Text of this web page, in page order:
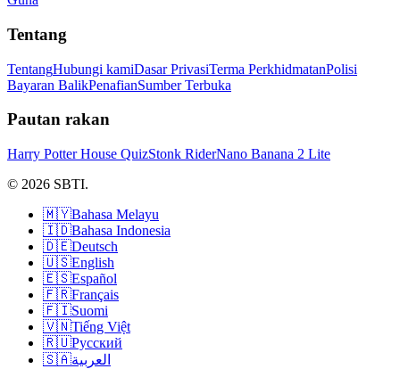
Tentang
TentangHubungi kamiDasar PrivasiTerma PerkhidmatanPolisi
Bayaran BalikPenafianSumber Terbuka
Pautan rakan
Harry Potter House QuizStonk RiderNano Banana 2 Lite
© 2026 SBTI.
🇲🇾Bahasa Melayu
🇮🇩Bahasa Indonesia
🇩🇪Deutsch
🇺🇸English
🇪🇸Español
🇫🇷Français
🇫🇮Suomi
🇻🇳Tiếng Việt
🇷🇺Русский
🇸🇦العربية